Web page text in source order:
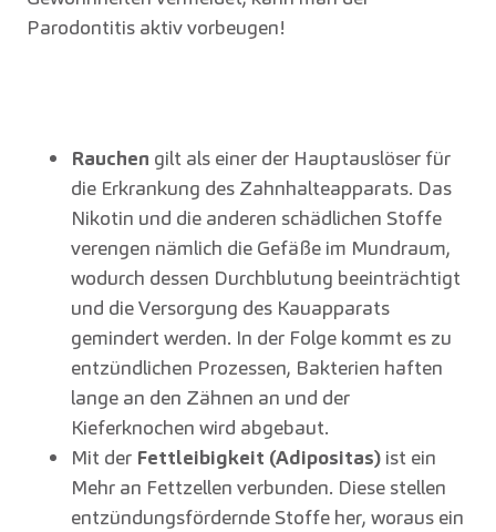
Parodontitis aktiv vorbeugen!
Rauchen gilt als einer der Hauptauslöser für
die Erkrankung des Zahnhalteapparats. Das
Nikotin und die anderen schädlichen Stoffe
verengen nämlich die Gefäße im Mundraum,
wodurch dessen Durchblutung beeinträchtigt
und die Versorgung des Kauapparats
gemindert werden. In der Folge kommt es zu
entzündlichen Prozessen, Bakterien haften
lange an den Zähnen an und der
Kieferknochen wird abgebaut.
Mit der Fettleibigkeit (Adipositas) ist ein
Mehr an Fettzellen verbunden. Diese stellen
entzündungsfördernde Stoffe her, woraus ein